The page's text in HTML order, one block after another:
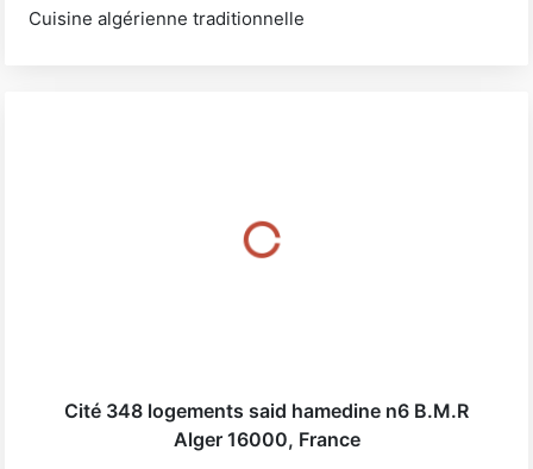
Cuisine algérienne traditionnelle
Cité 348 logements said hamedine n6 B.M.R
Alger 16000, France